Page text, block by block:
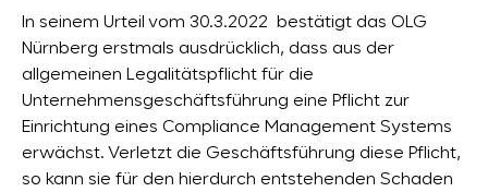
In seinem Urteil vom 30.3.2022 bestätigt das OLG
Nürnberg erstmals ausdrücklich, dass aus der
allgemeinen Legalitätspflicht für die
Unternehmensgeschäftsführung eine Pflicht zur
Einrichtung eines Compliance Management Systems
erwächst. Verletzt die Geschäftsführung diese Pflicht,
so kann sie für den hierdurch entstehenden Schaden